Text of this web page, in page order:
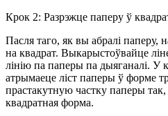
Крок 2: Разрэжце паперу ў
Пасля таго, як вы абралі паперу,
на квадрат. Выкарыстоўвайце
лінію па паперы па дыяганалі. У
атрымаеце ліст паперы ў форме
прастакутную частку паперы так,
квадратная форма.